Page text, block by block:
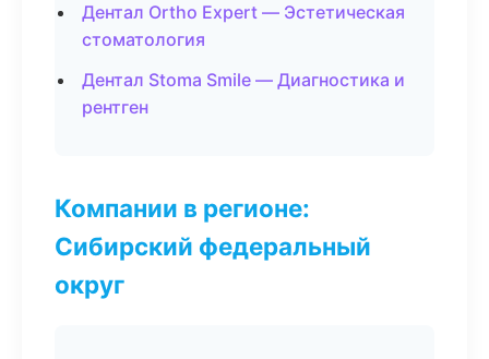
Дентал Ortho Expert — Эстетическая
стоматология
Дентал Stoma Smile — Диагностика и
рентген
Компании в регионе:
Сибирский федеральный
округ